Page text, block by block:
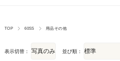
TOP 60SS 用品その他
表示切替： 並び順：